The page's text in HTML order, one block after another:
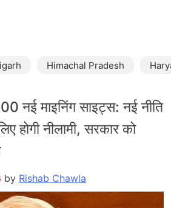
Himachal Pradesh
नई माइनिंग साइट्स: नई नीति
होगी नीलामी, सरकार को
by Rishab Chawla